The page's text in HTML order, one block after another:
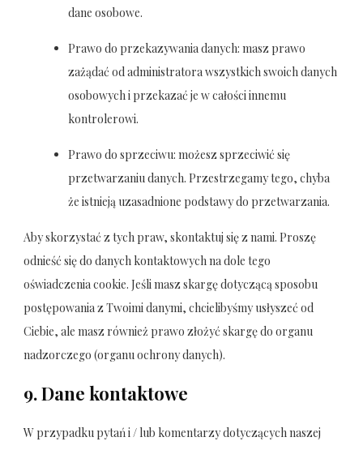
dane osobowe.
Prawo do przekazywania danych: masz prawo
zażądać od administratora wszystkich swoich danych
osobowych i przekazać je w całości innemu
kontrolerowi.
Prawo do sprzeciwu: możesz sprzeciwić się
przetwarzaniu danych. Przestrzegamy tego, chyba
że istnieją uzasadnione podstawy do przetwarzania.
Aby skorzystać z tych praw, skontaktuj się z nami. Proszę
odnieść się do danych kontaktowych na dole tego
oświadczenia cookie. Jeśli masz skargę dotyczącą sposobu
postępowania z Twoimi danymi, chcielibyśmy usłyszeć od
Ciebie, ale masz również prawo złożyć skargę do organu
nadzorczego (organu ochrony danych).
9. Dane kontaktowe
W przypadku pytań i / lub komentarzy dotyczących naszej